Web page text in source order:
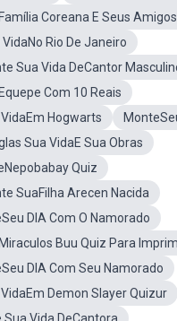
Coreana E Seus
Rio De Janeiro
Sua Vida DeCantor
Com 10 Reais
Hogwarts
Sua VidaE Sua Obras
Quiz
SuaFilha Arecen Nacida
DIA Com O Namorado
Buu Quiz Para
DIA Com Seu Namorado
Demon Slayer Quizur